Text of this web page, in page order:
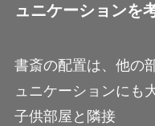
ュニケーションを
書斎の配置は、他の
ュニケーションにも
子供部屋と隣接